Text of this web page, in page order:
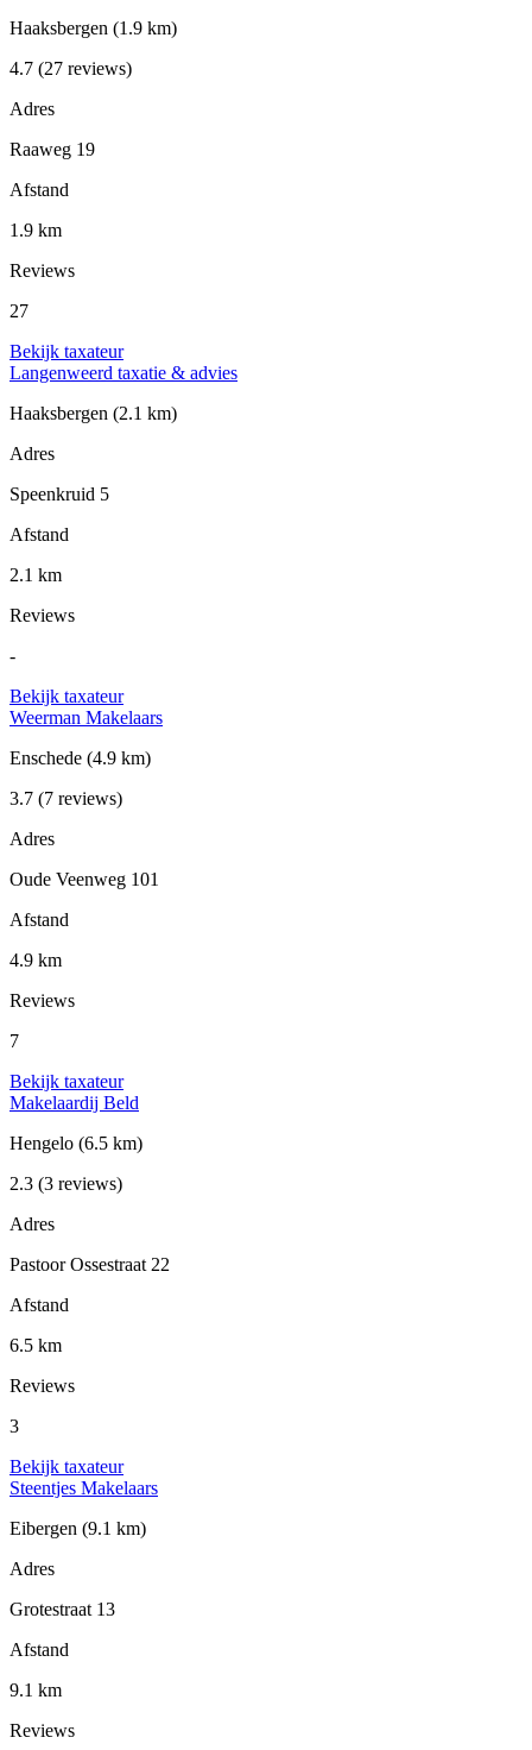
Haaksbergen (1.9 km)
4.7 (27 reviews)
Adres
Raaweg 19
Afstand
1.9 km
Reviews
27
Bekijk taxateur
Langenweerd taxatie & advies
Haaksbergen (2.1 km)
Adres
Speenkruid 5
Afstand
2.1 km
Reviews
-
Bekijk taxateur
Weerman Makelaars
Enschede (4.9 km)
3.7 (7 reviews)
Adres
Oude Veenweg 101
Afstand
4.9 km
Reviews
7
Bekijk taxateur
Makelaardij Beld
Hengelo (6.5 km)
2.3 (3 reviews)
Adres
Pastoor Ossestraat 22
Afstand
6.5 km
Reviews
3
Bekijk taxateur
Steentjes Makelaars
Eibergen (9.1 km)
Adres
Grotestraat 13
Afstand
9.1 km
Reviews